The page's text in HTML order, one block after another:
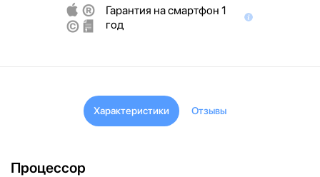
Гарантия на смартфон 1
год
Характеристики Отзывы
Процессор